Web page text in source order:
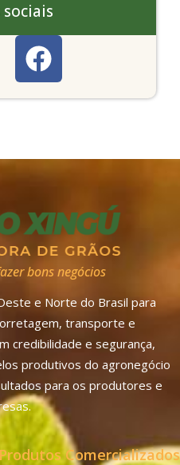
sociais
bons negócios
e Norte do Brasil para
transporte e
credibilidade e segurança,
produtivos do agronegócio
para os produtores e
Produtos Comercializados